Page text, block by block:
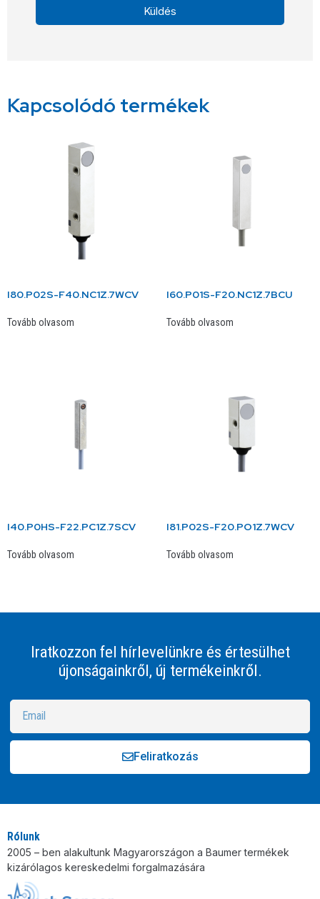
Küldés
Kapcsolódó termékek
I80.P02S-F40.NC1Z.7WCV
Tovább olvasom
I60.P01S-F20.NC1Z.7BCU
Tovább olvasom
I40.P0HS-F22.PC1Z.7SCV
Tovább olvasom
I81.P02S-F20.PO1Z.7WCV
Tovább olvasom
Iratkozzon fel hírlevelünkre és értesülhet
újonságainkről, új termékeinkről.
Feliratkozás
Rólunk
2005 – ben alakultunk Magyarországon a Baumer termékek
kizárólagos kereskedelmi forgalmazására